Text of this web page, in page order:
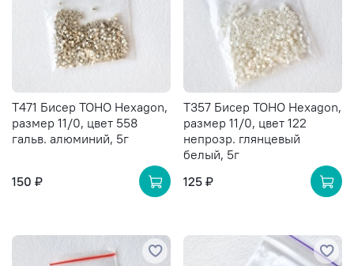
T471 Бисер TOHO Hexagon,
размер 11/0, цвет 558
гальв. алюминий, 5г
150 ₽
T357 Бисер TOHO Hexagon,
размер 11/0, цвет 122
непрозр. глянцевый
белый, 5г
125 ₽